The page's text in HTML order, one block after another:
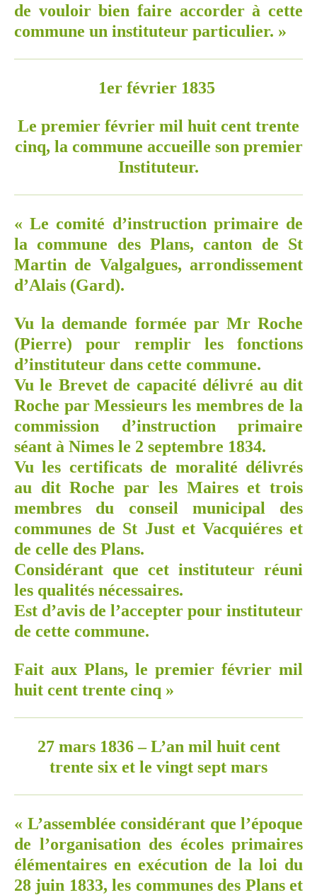
de vouloir bien faire accorder à cette
commune un instituteur particulier. »
1er février 1835
Le premier février mil huit cent trente
cinq, la commune accueille son premier
Instituteur.
« Le comité d’instruction primaire de
la commune des Plans, canton de St
Martin de Valgalgues, arrondissement
d’Alais (Gard).
Vu la demande formée par Mr Roche
(Pierre) pour remplir les fonctions
d’instituteur dans cette commune.
Vu le Brevet de capacité délivré au dit
Roche par Messieurs les membres de la
commission d’instruction primaire
séant à Nimes le 2 septembre 1834.
Vu les certificats de moralité délivrés
au dit Roche par les Maires et trois
membres du conseil municipal des
communes de St Just et Vacquiéres et
de celle des Plans.
Considérant que cet instituteur réuni
les qualités nécessaires.
Est d’avis de l’accepter pour instituteur
de cette commune.
Fait aux Plans, le premier février mil
huit cent trente cinq »
27 mars 1836 – L’an mil huit cent
trente six et le vingt sept mars
« L’assemblée considérant que l’époque
de l’organisation des écoles primaires
élémentaires en exécution de la loi du
28 juin 1833, les communes des Plans et